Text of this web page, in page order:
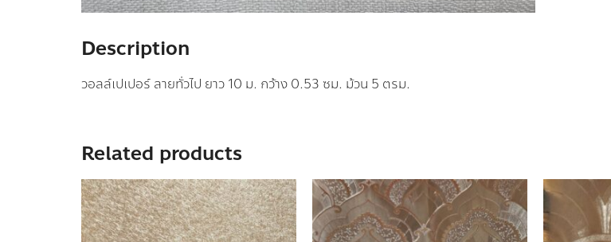
Description
วอลล์เปเปอร์ ลายทั่วไป ยาว 10 ม. กว้าง 0.53 ซม. ม้วน 5 ตรม.
Related products